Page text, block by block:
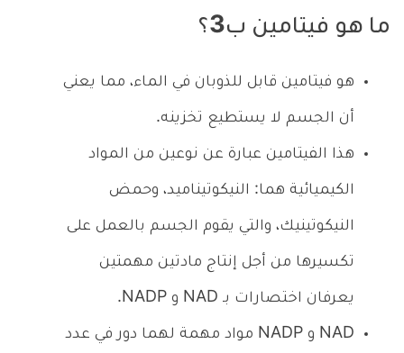
ما هو فيتامين ب3؟
هو فيتامين قابل للذوبان في الماء، مما يعني
أن الجسم لا يستطيع تخزينه.
هذا الفيتامين عبارة عن نوعين من المواد
الكيميائية هما: النيكوتيناميد، وحمض
النيكوتينيك، والتي يقوم الجسم بالعمل على
تكسيرها من أجل إنتاج مادتين مهمتين
يعرفان اختصارات بـ NAD و NADP.
NAD و NADP مواد مهمة لهما دور في عدد